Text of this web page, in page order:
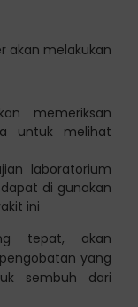
akan melakukan
memeriksan
untuk melihat
laboratorium
di gunakan
ini
tepat, akan
yang
sembuh dari